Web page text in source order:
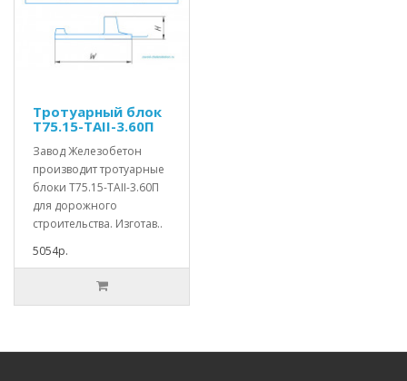
Тротуарный блок
Т75.15-TAII-3.60П
Завод Железобетон
производит тротуарные
блоки Т75.15-TAII-3.60П
для дорожного
строительства. Изготав..
5054р.